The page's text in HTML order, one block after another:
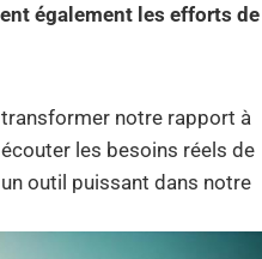
également les efforts de
notre rapport à
les besoins réels de
outil puissant dans notre